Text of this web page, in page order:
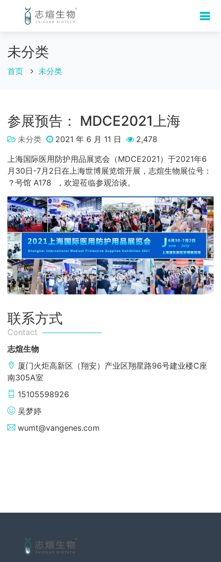
未分类
首页 未分类
参展预告： MDCE2021上海
未分类 2021 年 6 月 11 日
2,478
上海国际医用防护用品展览会（MDCE2021）于2021年6
月30日-7月2日在上海世博展览馆开展，志煊生物展位号：
？号馆 A178 ，欢迎莅临参观洽谈。
联系方式
Contact
志煊生物
厦门火炬高新区（翔安）产业区翔星路96号建业楼C座
南305A室
15105598926
吴梦婷
wumt@vangenes.com